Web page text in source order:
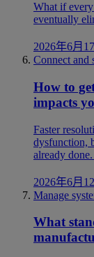
What if
eventually
2026年6月
Connect and
How to
impacts
Faster
dysfunction,
already
2026年6月
Manage
What